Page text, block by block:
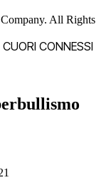
All Rights
CUORI CONNESSI